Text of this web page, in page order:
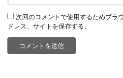
次回のコメントで使用するためブラ
ドレス、サイトを保存する。